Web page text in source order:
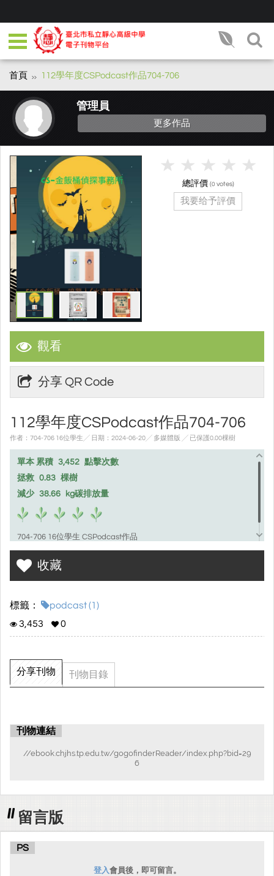
首頁 112學年度CSPodcast作品704-706
管理員
更多作品
觀看
分享 QR Code
112學年度CSPodcast作品704-706
作者：704-706 16位學生╱ 日期：2024-06-20╱ 多媒體版 ╱ 已保護0.00棵樹
單本 累積 3,452 點擊次數
拯救 0.83 棵樹
減少 38.66 kg碳排放量
704-706 16位學生 CSPodcast作品
收藏
標籤：
podcast (1)
3,453
0
分享刊物 刊物目錄
刊物連結
//ebook.chjhs.tp.edu.tw/gogofinderReader/index.php?bid=29
6
留言版
PS
登入會員後，即可留言。
總評價 (0 votes)
我要给予評價